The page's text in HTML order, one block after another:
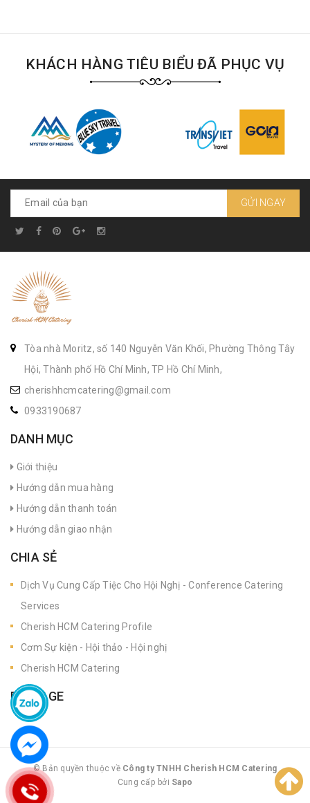
KHÁCH HÀNG TIÊU BIỂU ĐÃ PHỤC VỤ
GỬI NGAY
Tòa nhà Moritz, số 140 Nguyễn Văn Khối, Phường Thông Tây
Hội, Thành phố Hồ Chí Minh, TP Hồ Chí Minh,
cherishhcmcatering@gmail.com
0933190687
DANH MỤC
Giới thiệu
Hướng dẫn mua hàng
Hướng dẫn thanh toán
Hướng dẫn giao nhận
CHIA SẺ
Dịch Vụ Cung Cấp Tiệc Cho Hội Nghị - Conference Catering
Services
Cherish HCM Catering Profile
Cơm Sự kiện - Hội thảo - Hội nghị
Cherish HCM Catering
FANPAGE
© Bản quyền thuộc về Công ty TNHH Cherish HCM Catering
|
Cung cấp bởi Sapo